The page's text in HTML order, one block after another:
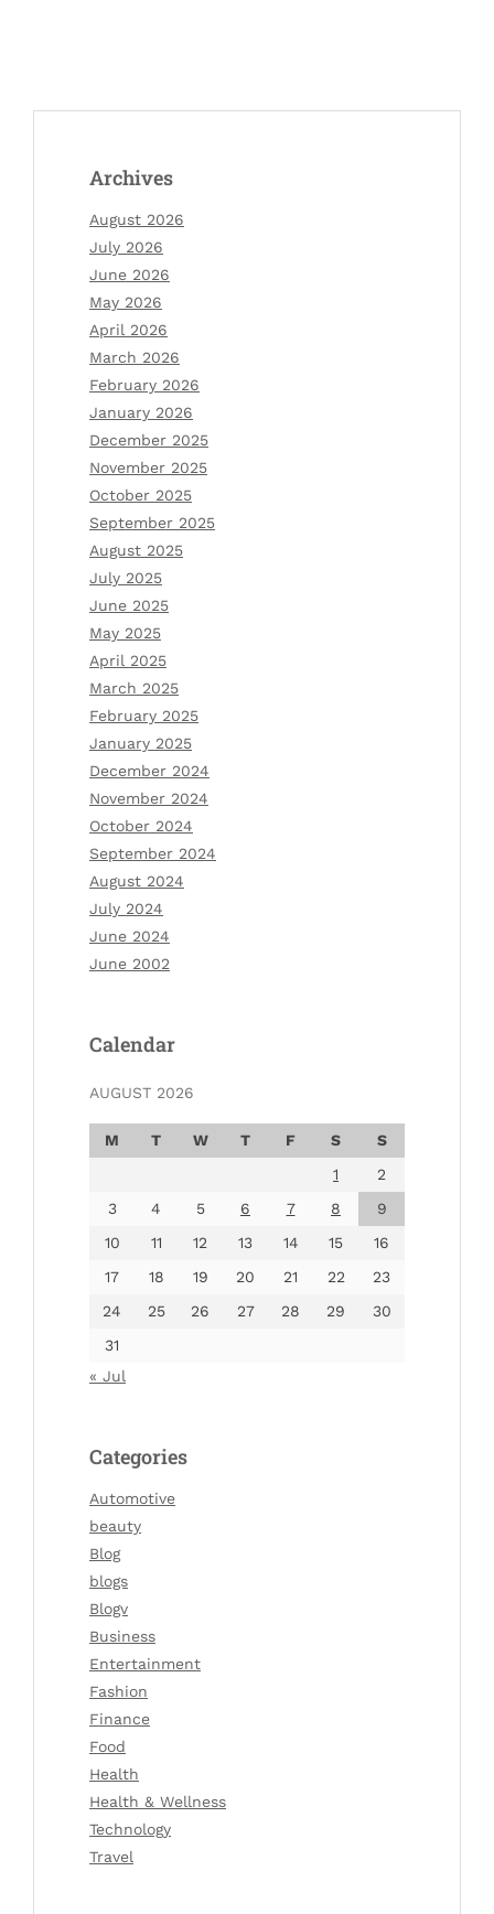
Archives
August 2026
July 2026
June 2026
May 2026
April 2026
March 2026
February 2026
January 2026
December 2025
November 2025
October 2025
September 2025
August 2025
July 2025
June 2025
May 2025
April 2025
March 2025
February 2025
January 2025
December 2024
November 2024
October 2024
September 2024
August 2024
July 2024
June 2024
June 2002
Calendar
AUGUST 2026
M T W T F S
S
1
2
3
4 5 6 7 8
9
10
11 12 13 14 15
16
17
18 19 20 21 22
23
24
25 26 27 28 29
30
31
« Jul
Categories
Automotive
beauty
Blog
blogs
Blogv
Business
Entertainment
Fashion
Finance
Food
Health
Health & Wellness
Technology
Travel